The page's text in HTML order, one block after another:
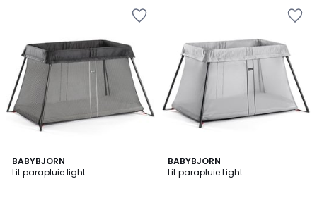
BABYBJORN
Lit parapluie light
4,9
/ 5
2
Couleurs
BABYBJORN
Lit parapluie Light
4,9
/ 5